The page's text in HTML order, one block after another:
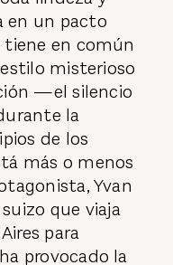
en un pacto
en común
misterioso
—el silencio
la
de los
más o menos
Yvan
que viaja
para
provocado la